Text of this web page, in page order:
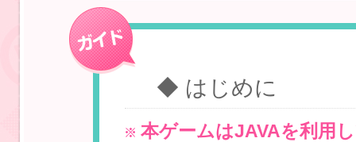
◆ はじめに
本ゲームはJAVAを利用